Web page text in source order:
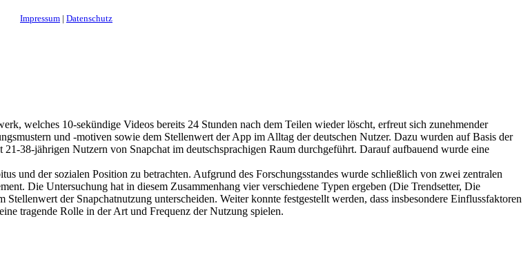
Impressum | Datenschutz
welches 10-sekündige Videos bereits 24 Stunden nach dem Teilen wieder löscht, erfreut sich zunehmender
und -motiven sowie dem Stellenwert der App im Alltag der deutschen Nutzer. Dazu wurden auf Basis der
38-jährigen Nutzern von Snapchat im deutschsprachigen Raum durchgeführt. Darauf aufbauend wurde eine
und der sozialen Position zu betrachten. Aufgrund des Forschungsstandes wurde schließlich von zwei zentralen
Die Untersuchung hat in diesem Zusammenhang vier verschiedene Typen ergeben (Die Trendsetter, Die
der Snapchatnutzung unterscheiden. Weiter konnte festgestellt werden, dass insbesondere Einflussfaktoren
tragende Rolle in der Art und Frequenz der Nutzung spielen.